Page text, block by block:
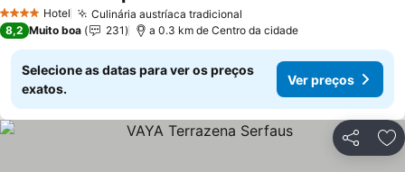
4 EstrelasHotel Culinária austríaca tradicional
8,2 Muito boa 231 a 0.3 km de Centro da cidade
Selecione as datas para ver os preços
exatos.
Ver preços
Partilhar